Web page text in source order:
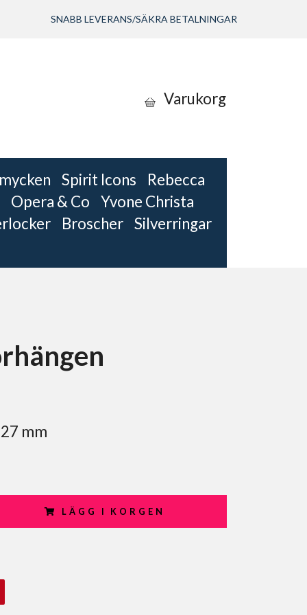
SNABB LEVERANS/SÄKRA BETALNINGAR
Varukorg
Spirit Icons
Rebecca
Opera & Co
Yvone Christa
Broscher Silverringar
mm
LÄGG I KORGEN